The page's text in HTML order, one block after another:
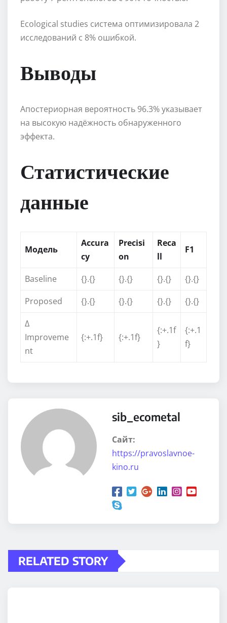
Ecological studies система оптимизировала 2
исследований с 8% ошибкой.
Выводы
Апостериорная вероятность 96.3% указывает
на высокую надёжность обнаруженного
эффекта.
Статистические
данные
Модель
Accura
cy
Precisi
on
Reca
ll
F1
Baseline {}.{} {}.{} {}.{}
{}.{}
Proposed
{}.{} {}.{} {}.{}
{}.{}
Δ
Improveme
nt
{:+.1f} {:+.1f}
{:+.1f
}
{:+.1
f}
sib_ecometal
Сайт:
https://pravoslavnoe-
kino.ru
RELATED STORY